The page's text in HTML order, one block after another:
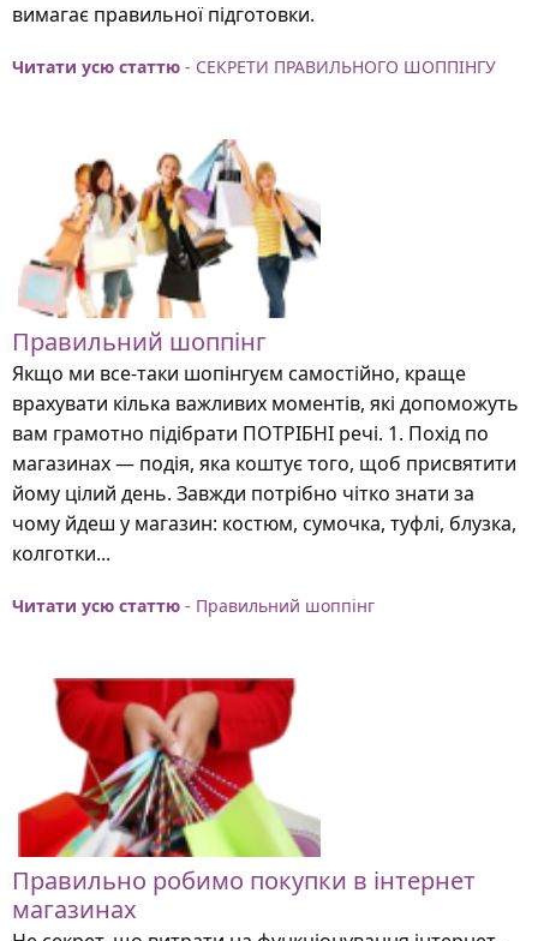
вимагає правильної підготовки.
Читати усю статтю - СЕКРЕТИ ПРАВИЛЬНОГО ШОППІНГУ
Правильний шоппінг
Якщо ми все-таки шопінгуєм самостійно, краще
врахувати кілька важливих моментів, які допоможуть
вам грамотно підібрати ПОТРІБНІ речі. 1. Похід по
магазинах — подія, яка коштує того, щоб присвятити
йому цілий день. Завжди потрібно чітко знати за
чому йдеш у магазин: костюм, сумочка, туфлі, блузка,
колготки...
Читати усю статтю - Правильний шоппінг
Правильно робимо покупки в інтернет
магазинах